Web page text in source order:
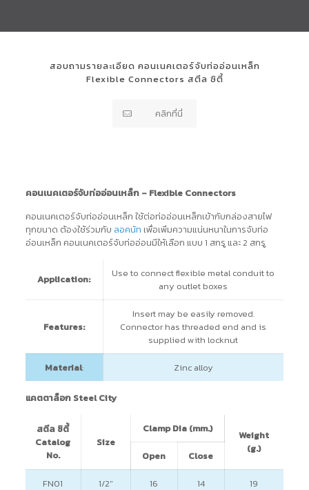
สอบถามรายละเอียด คอนเนคเตอร์จับท่ออ่อนเหล็ก
Flexible Connectors สตีล ซิตี้
คลิกที่นี่
คอนเนคเตอร์จับท่ออ่อนเหล็ก – Flexible Connectors
คอนเนคเตอร์จับท่ออ่อนเหล็ก ใช้ต่อท่ออ่อนเหล็กเข้ากับกล่องสายไฟ
ทุกขนาด ต้องใช้ร่วมกับ ลอคนัท เพื่อเพิ่มความแน่นหนาในการจับท่อ
อ่อนเหล็ก คอนเนคเตอร์จับท่ออ่อนมีให้เลือก แบบ 1 สกรู และ 2 สกรู
Application:
Use to connect flexible metal conduit to
any outlet boxes
Features:
Insert may be easily removed.
Connector has threaded end and is
supplied with locknut
Material: Zinc alloy
แคตตาล็อก Steel City
สตีล ซิตี้
Catalog
No.
Size
Clamp Dia (mm.)
Weight
(g.)
Open Close
FN01 1/2″ 16 14 19